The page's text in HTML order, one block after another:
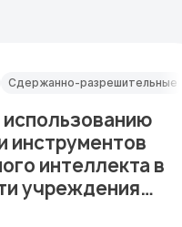
Сдержанно-разрешительные
инструментов
интеллекта в
учреждения